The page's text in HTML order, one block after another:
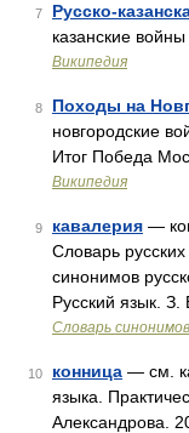
7 Русско-
казанские войны
Википедия
8 Походы на
новгородские
Итог Победа
Википедия
9 кавалерия —
Словарь
синонимов
Русский язык.
Словарь синонимов
10 конница — см.
языка.
Александрова.